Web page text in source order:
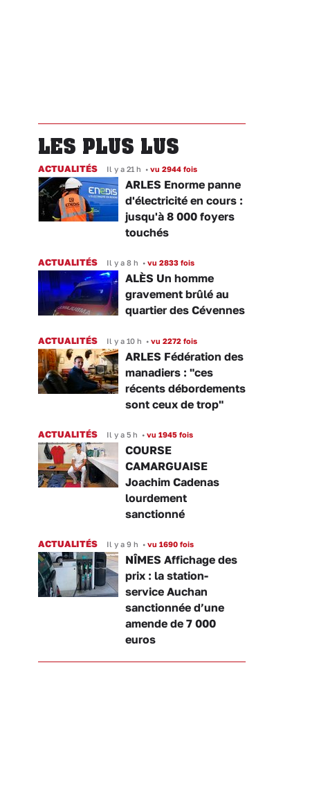
LES PLUS LUS
ACTUALITÉS Il y a 21 h • vu 2944 fois
ARLES Enorme panne
d'électricité en cours :
jusqu'à 8 000 foyers
touchés
ACTUALITÉS Il y a 8 h • vu 2833 fois
ALÈS Un homme
gravement brûlé au
quartier des Cévennes
ACTUALITÉS Il y a 10 h • vu 2272 fois
ARLES Fédération des
manadiers : "ces
récents débordements
sont ceux de trop"
ACTUALITÉS Il y a 5 h • vu 1945 fois
COURSE
CAMARGUAISE
Joachim Cadenas
lourdement
sanctionné
ACTUALITÉS Il y a 9 h • vu 1690 fois
NÎMES Affichage des
prix : la station-
service Auchan
sanctionnée d’une
amende de 7 000
euros